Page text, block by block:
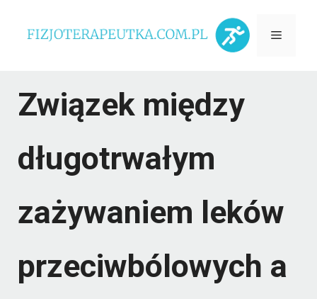
Menu
Związek między
długotrwałym
zażywaniem leków
przeciwbólowych a